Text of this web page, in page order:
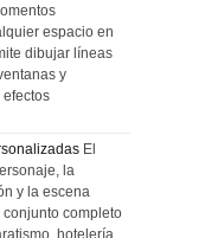
espacio en
dibujar líneas
y
El
la
y la escena
completo
hotelería,